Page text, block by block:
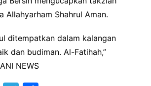
Allahyarham Shahrul Aman.
ditempatkan dalam kalangan
dan budiman. Al-Fatihah,”
NEWS